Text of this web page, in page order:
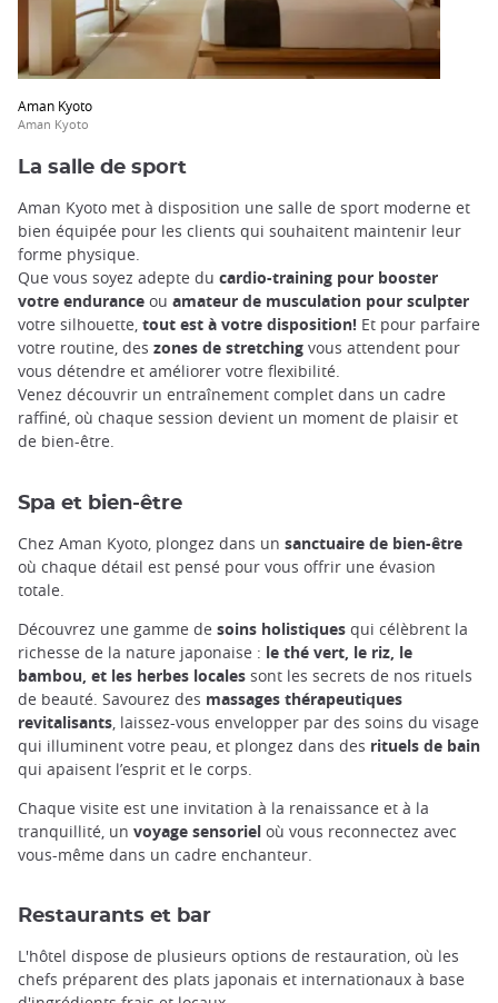
Aman Kyoto
Aman Kyoto
La salle de sport
Aman Kyoto met à disposition une salle de sport moderne et
bien équipée pour les clients qui souhaitent maintenir leur
forme physique.
Que vous soyez adepte du cardio-training pour booster
votre endurance ou amateur de musculation pour sculpter
votre silhouette, tout est à votre disposition! Et pour parfaire
votre routine, des zones de stretching vous attendent pour
vous détendre et améliorer votre flexibilité.
Venez découvrir un entraînement complet dans un cadre
raffiné, où chaque session devient un moment de plaisir et
de bien-être.
Spa et bien-être
Chez Aman Kyoto, plongez dans un sanctuaire de bien-être
où chaque détail est pensé pour vous offrir une évasion
totale.
Découvrez une gamme de soins holistiques qui célèbrent la
richesse de la nature japonaise : le thé vert, le riz, le
bambou, et les herbes locales sont les secrets de nos rituels
de beauté. Savourez des massages thérapeutiques
revitalisants , laissez-vous envelopper par des soins du visage
qui illuminent votre peau, et plongez dans des rituels de bain
qui apaisent l’esprit et le corps.
Chaque visite est une invitation à la renaissance et à la
tranquillité, un voyage sensoriel où vous reconnectez avec
vous-même dans un cadre enchanteur.
Restaurants et bar
L'hôtel dispose de plusieurs options de restauration, où les
chefs préparent des plats japonais et internationaux à base